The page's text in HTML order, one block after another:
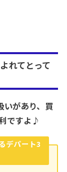
れてとって
いがあり、買
ですよ♪
デパート3